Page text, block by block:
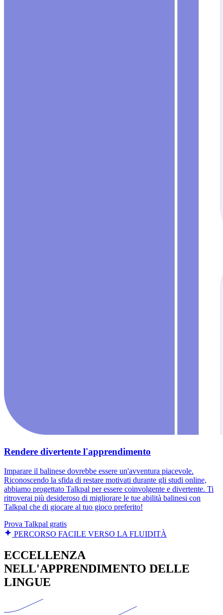
Rendere divertente l'apprendimento
Imparare il balinese dovrebbe essere un'avventura piacevole.
Riconoscendo la sfida di restare motivati durante gli studi online,
abbiamo progettato Talkpal per essere coinvolgente e divertente. Ti
ritroverai più desideroso di migliorare le tue abilità balinesi con
Talkpal che di giocare al tuo gioco preferito!
Prova Talkpal gratis
PERCORSO FACILE VERSO LA FLUIDITÀ
ECCELLENZA
NELL'APPRENDIMENTO DELLE
LINGUE